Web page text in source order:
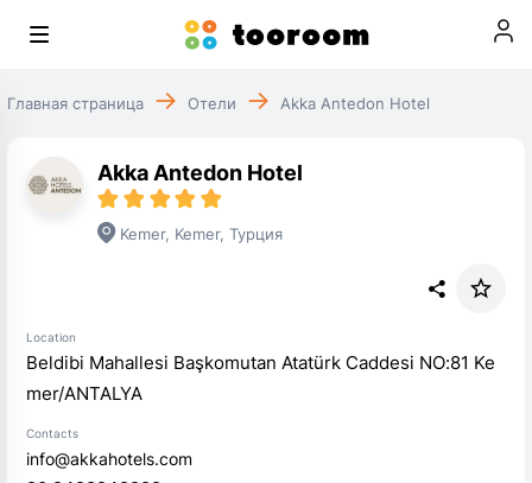
Главная страница Отели Akka Antedon Hotel
Akka Antedon Hotel
Kemer, Kemer, Турция
Location
Beldibi Mahallesi Başkomutan Atatürk Caddesi NO:81 Ke
mer/ANTALYA
Contacts
info@akkahotels.com